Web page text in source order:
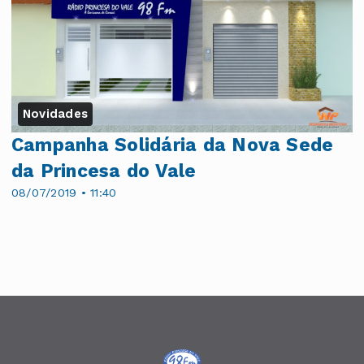
Novidades
08/07/2019 • 11:40
Campanha Solidária da Nova Sede
da Princesa do Vale